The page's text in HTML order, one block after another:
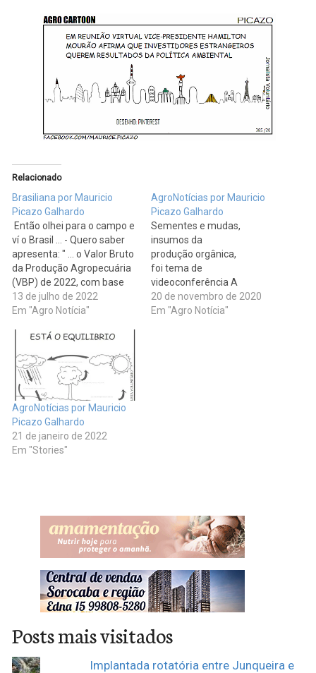
Relacionado
Brasiliana por Mauricio
Picazo Galhardo
Então olhei para o campo e
ví o Brasil ... - Quero saber
apresenta: " ... o Valor Bruto
da Produção Agropecuária
(VBP) de 2022, com base
nas informações de junho,
atinge R$ 1,241 trilhão, 1,6%
As lavouras, com
faturamento de R$ 875,50
bilhões, foram as
principais…
13 de julho de 2022
Em "Agro Notícia"
AgroNotícias por Mauricio
Picazo Galhardo
Sementes e mudas,
insumos da
produção orgânica,
foi tema de
videoconferência A
produção e
comercialização de
20 de novembro de 2020
Em "Agro Notícia"
AgroNotícias por Mauricio
Picazo Galhardo
21 de janeiro de 2022
Em "Stories"
Posts mais visitados
Implantada rotatória entre Junqueira e